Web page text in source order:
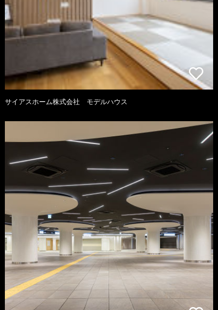
サイアスホーム株式会社 モデルハウス